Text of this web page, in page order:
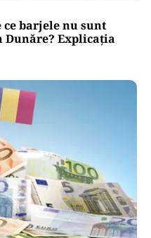
ce barjele nu sunt
Dunăre? Explicația